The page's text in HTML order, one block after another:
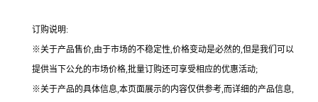
订购说明:
※关于产品售价,由于市场的不稳定性,价格变动是必然的,但是我们可以
提供当下公允的市场价格,批量订购还可享受相应的优惠活动;
※关于产品的具体信息,本页面展示的内容仅供参考,而详细的产品信息,